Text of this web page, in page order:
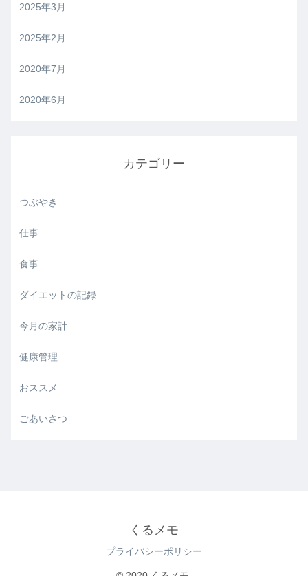
2025年3月
2025年2月
2020年7月
2020年6月
カテゴリー
つぶやき
仕事
食事
ダイエットの記録
今月の家計
健康管理
おススメ
ごあいさつ
くるメモ
プライバシーポリシー